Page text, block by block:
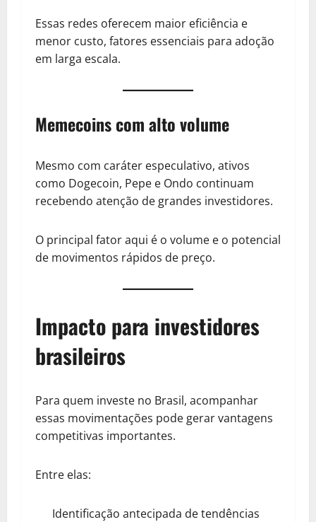
Essas redes oferecem maior eficiência e
menor custo, fatores essenciais para adoção
em larga escala.
Memecoins com alto volume
Mesmo com caráter especulativo, ativos
como Dogecoin, Pepe e Ondo continuam
recebendo atenção de grandes investidores.
O principal fator aqui é o volume e o potencial
de movimentos rápidos de preço.
Impacto para investidores
brasileiros
Para quem investe no Brasil, acompanhar
essas movimentações pode gerar vantagens
competitivas importantes.
Entre elas:
Identificação antecipada de tendências